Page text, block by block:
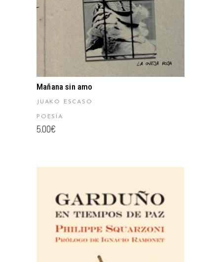
Mañana sin amo
JUAKO ESCASO
POESÍA
5.00€